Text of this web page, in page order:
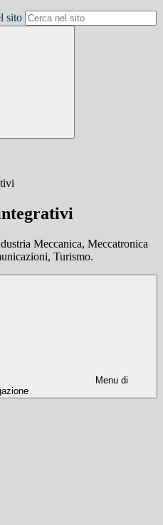
sito
Meccanica, Meccatronica
Turismo.
Menu di